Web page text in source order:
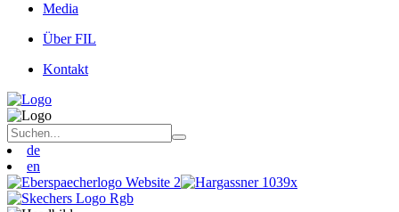
Media
Über FIL
Kontakt
de
en